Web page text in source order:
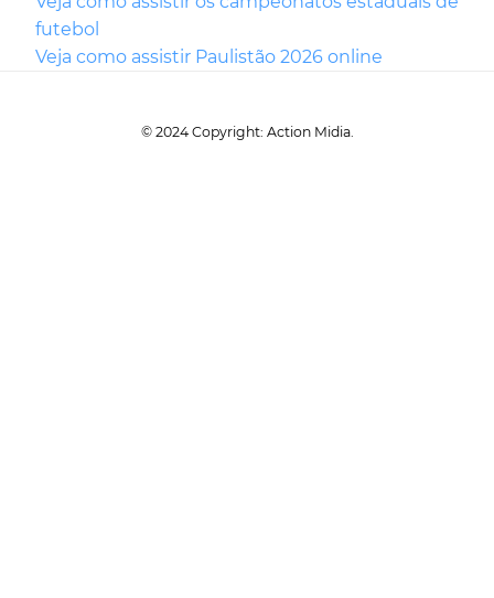
futebol
Veja como assistir Paulistão 2026 online
© 2024 Copyright: Action Midia.